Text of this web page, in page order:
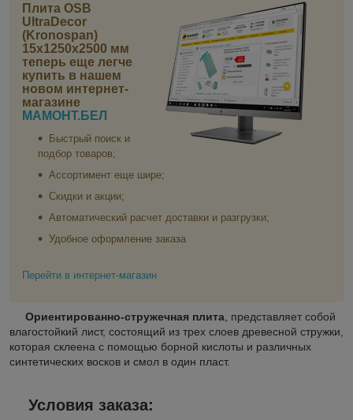
Плита OSB
UltraDecor
(Kronospan)
15х1250х2500 мм
теперь еще легче
купить в нашем
новом интернет-
магазине
МАМОНТ.БЕЛ
Быстрый поиск и
подбор товаров;
Ассортимент еще шире;
Скидки и акции;
Автоматический расчет доставки и разгрузки;
Удобное оформление заказа
Перейти в интернет-магазин
Ориентированно-стружечная плита , представляет собой
влагостойкий лист, состоящий из трех слоев древесной стружки,
которая склеена с помощью борной кислоты и различных
синтетических восков и смол в один пласт.
Условия заказа: